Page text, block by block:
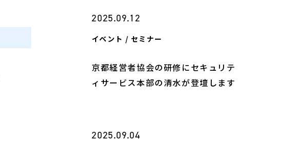
2025.09.12
イベント / セミナー
京都経営者協会の研修にセキュリテ
ィサービス本部の清水が登壇します
2025.09.04